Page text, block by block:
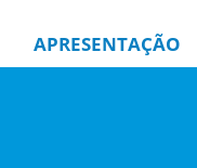
APRESENTAÇÃO